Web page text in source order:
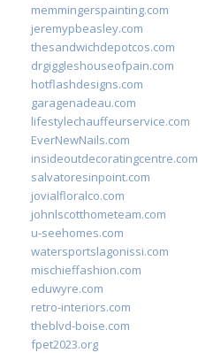
memmingerspainting.com
jeremypbeasley.com
thesandwichdepotcos.com
drgiggleshouseofpain.com
hotflashdesigns.com
garagenadeau.com
lifestylechauffeurservice.com
EverNewNails.com
insideoutdecoratingcentre.com
salvatoresinpoint.com
jovialfloralco.com
johnlscotthometeam.com
u-seehomes.com
watersportslagonissi.com
mischieffashion.com
eduwyre.com
retro-interiors.com
theblvd-boise.com
fpet2023.org